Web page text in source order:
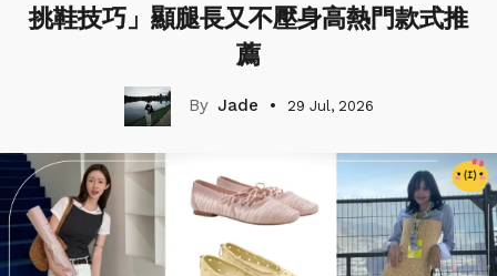
挑鞋技巧」顯腿長又不壓身高熱門款式推
薦
Jade 29 Jul, 2026